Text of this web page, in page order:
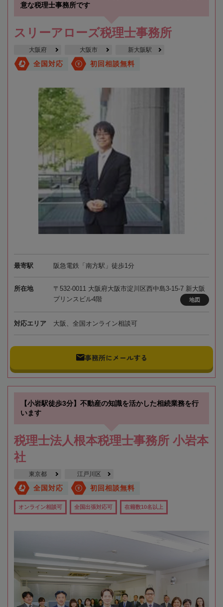
意な税理士事務所です
スリーアローズ税理士事務所
大阪府 大阪市 新大阪駅
全国対応 初回相談無料
最寄駅 阪急電鉄「南方駅」徒歩1分
所在地
〒532-0011 大阪府大阪市淀川区西中島3-15-7 新大阪
プリンスビル4階
地図
対応エリア 大阪、全国オンライン相談可
事務所にメールする
【小岩駅徒歩3分】不動産の知識を活かした相続業務を行
います
税理士法人根本税理士事務所 小岩本
社
東京都 江戸川区
全国対応 初回相談無料
オンライン相談可 全国出張対応可 在籍数10名以上